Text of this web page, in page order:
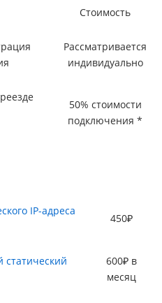
Стоимость
Рассматривается
индивидуально
50% стоимости
подключения *
IP-адреса
450₽
статический
600₽ в
месяц